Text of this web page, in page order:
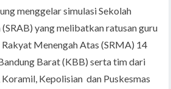
menggelar simulasi Sekolah
yang melibatkan ratusan guru
Menengah Atas (SRMA) 14
Barat (KBB) serta tim dari
Kepolisian dan Puskesmas